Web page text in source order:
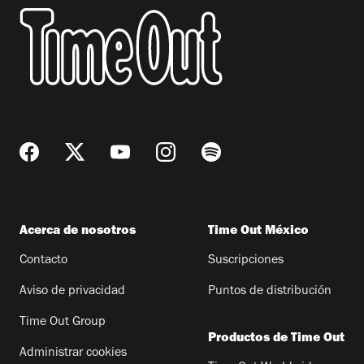
Acerca de nosotros
Contacto
Aviso de privacidad
Time Out Group
Administrar cookies
Time Out México
Suscripciones
Puntos de distribución
Productos de Time Out